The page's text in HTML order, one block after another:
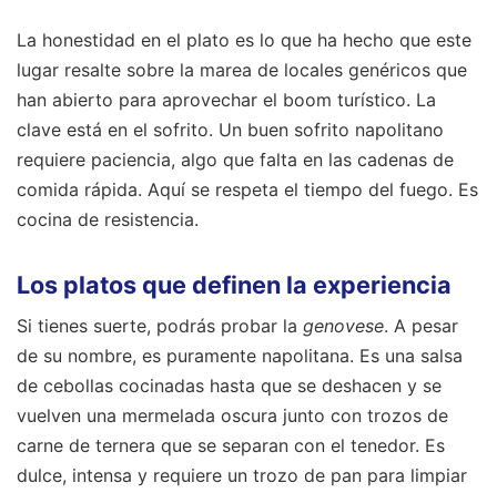
La honestidad en el plato es lo que ha hecho que este
lugar resalte sobre la marea de locales genéricos que
han abierto para aprovechar el boom turístico. La
clave está en el sofrito. Un buen sofrito napolitano
requiere paciencia, algo que falta en las cadenas de
comida rápida. Aquí se respeta el tiempo del fuego. Es
cocina de resistencia.
Los platos que definen la experiencia
Si tienes suerte, podrás probar la genovese. A pesar
de su nombre, es puramente napolitana. Es una salsa
de cebollas cocinadas hasta que se deshacen y se
vuelven una mermelada oscura junto con trozos de
carne de ternera que se separan con el tenedor. Es
dulce, intensa y requiere un trozo de pan para limpiar